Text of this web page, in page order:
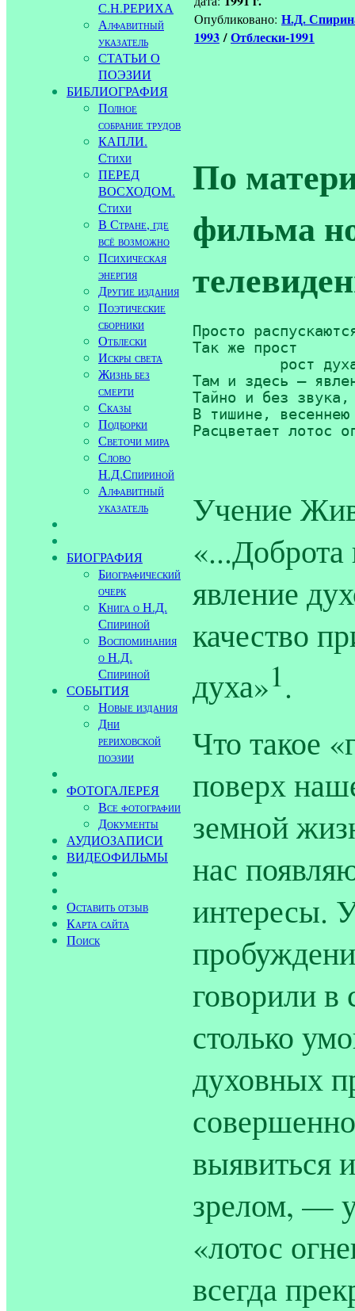
С.Н.РЕРИХА
Алфавитный
указатель
СТАТЬИ О
ПОЭЗИИ
БИБЛИОГРАФИЯ
Полное
собрание трудов
КАПЛИ.
Стихи
ПЕРЕД
ВОСХОДОМ.
Стихи
В Стране, где
всё возможно
Психическая
энергия
Другие издания
Поэтические
сборники
Отблески
Искры света
Жизнь без
смерти
Сказы
Подборки
Светочи мира
Слово
Н.Д.Спириной
Алфавитный
указатель
БИОГРАФИЯ
Биографический
очерк
Книга о Н.Д.
Спириной
Воспоминания
о Н.Д.
Спириной
СОБЫТИЯ
Новые издания
Дни
рериховской
поэзии
ФОТОГАЛЕРЕЯ
Все фотографии
Документы
АУДИОЗАПИСИ
ВИДЕОФИЛЬМЫ
Оставить отзыв
Карта сайта
Поиск
Опубликовано: Н.Д.
1993/Отблески-1991
По
фильма
Просто
Так же прост
Там и здесь —
Тайно и без
В тишине,
Расцветает лотос
Учение
явление
качество
духа»1.
Что такое
поверх
земной
нас
интересы.
говорили в
столько
духовных
выявиться
зрелом, —
«лотос
всегда